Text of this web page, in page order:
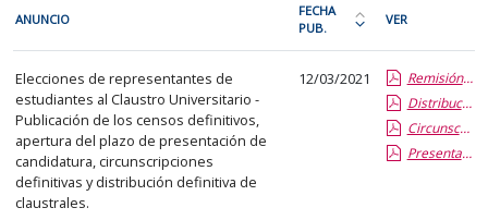
cada
fila
de
la
siguiente
tabla
encontrará
los
electorales
ANUNCIO
FECHA
PUB.
Ordena
la
tabla
por
fecha
de
VER
Elecciones de representantes de
estudiantes al Claustro Universitario -
Publicación de los censos definitivos,
apertura del plazo de presentación de
candidatura, circunscripciones
definitivas y distribución definitiva de
claustrales.
12/03/2021
Remisión Censos Definitivos
Distribucion definitiva claustrales
Circunscripciones definitivas
Presentación candidaturas